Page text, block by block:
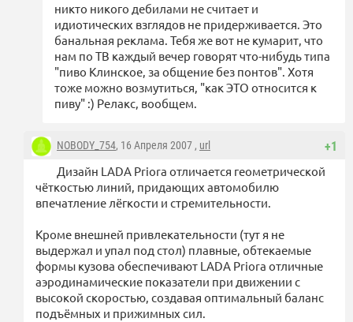
никто никого дебилами не считает и
идиотических взглядов не придерживается. Это
банальная реклама. Тебя же вот не кумарит, что
нам по ТВ каждый вечер говорят что-нибудь типа
"пиво Клинское, за общение без понтов". Хотя
тоже можно возмутиться, "как ЭТО относится к
пиву" :) Релакс, вообщем.
+1
NOBODY_754, 16 Апреля 2007 , url
Дизайн LADA Priora отличается геометрической
чёткостью линий, придающих автомобилю
впечатление лёгкости и стремительности.
Кроме внешней привлекательности (тут я не
выдержал и упал под стол) плавные, обтекаемые
формы кузова обеспечивают LADA Priora отличные
аэродинамические показатели при движении с
высокой скоростью, создавая оптимальный баланс
подъёмных и прижимных сил.